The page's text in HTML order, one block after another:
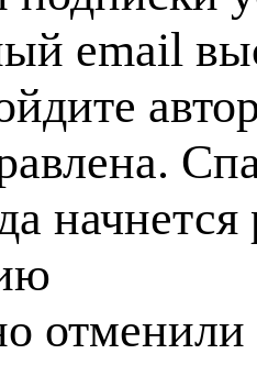
email
отменили